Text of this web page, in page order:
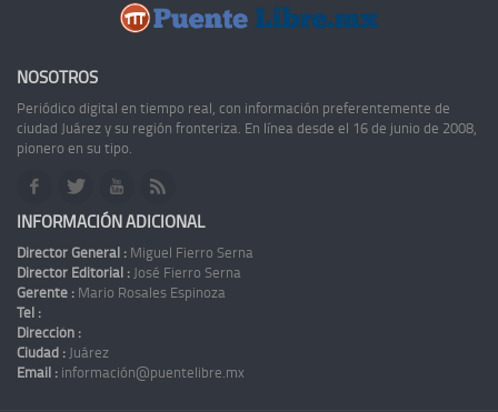
NOSOTROS
Periódico digital en tiempo real, con información preferentemente de
ciudad Juárez y su región fronteriza. En línea desde el 16 de junio de 2008,
pionero en su tipo.
INFORMACIÓN ADICIONAL
Director General : Miguel Fierro Serna
Director Editorial : José Fierro Serna
Gerente : Mario Rosales Espinoza
Tel :
Dirección :
Ciudad : Juárez
Email : información@puentelibre.mx